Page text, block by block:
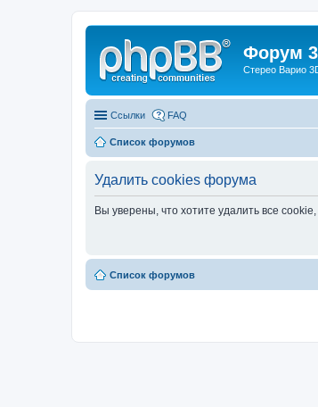
Форум
Стерео Варио
Ссылки FAQ
Список форумов
Удалить cookies форума
Вы уверены, что хотите удалить все
Список форумов